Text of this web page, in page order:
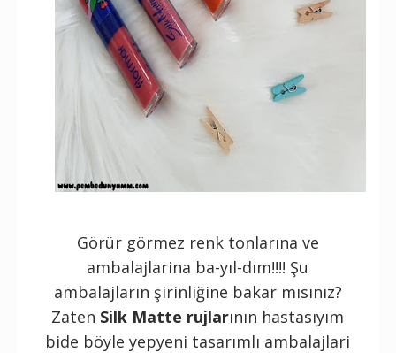
Görür görmez renk tonlarına ve
ambalajlarina ba-yıl-dım!!!! Şu
ambalajların şirinliğine bakar mısınız?
Zaten Silk Matte rujlarının hastasıyım
bide böyle yepyeni tasarımlı ambalajlari